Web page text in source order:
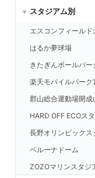
スタジアム別
エスコンフィールド
はるか夢球場
きたぎんボールパー
楽天モバイルパーク
郡山総合運動場開成
HARD OFF ECOス
長野オリンピックス
ベルーナドーム
ZOZOマリンスタジ